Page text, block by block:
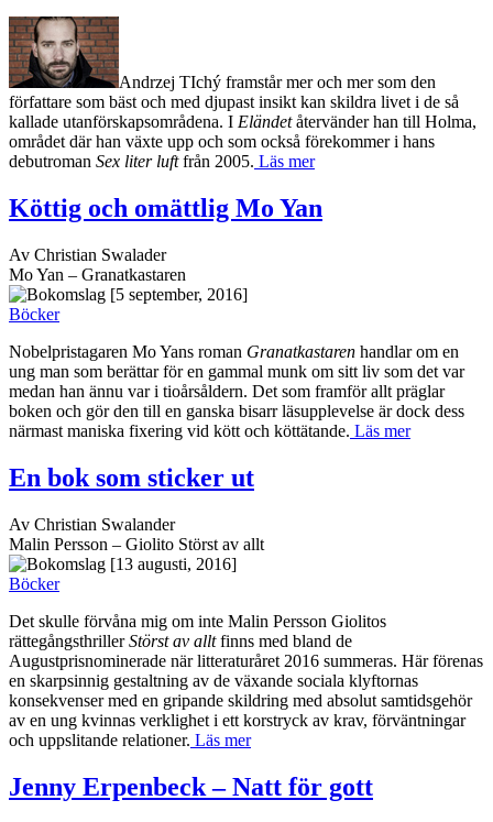
Andrzej TIchý framstår mer och mer som den
författare som bäst och med djupast insikt kan skildra livet i de så
kallade utanförskapsområdena. I Eländetåtervänder han till Holma,
området där han växte upp och som också förekommer i hans
debutroman Sex liter luftfrån 2005. Läs mer
Köttig och omättlig Mo Yan
Av Christian Swalader
Mo Yan – Granatkastaren
[5 september, 2016]
Böcker
Nobelpristagaren Mo Yans roman Granatkastaren handlar om en
ung man som berättar för en gammal munk om sitt liv som det var
medan han ännu var i tioårsåldern. Det som framför allt präglar
boken och gör den till en ganska bisarr läsupplevelse är dock dess
närmast maniska fixering vid kött och köttätande. Läs mer
En bok som sticker ut
Av Christian Swalander
Malin Persson – Giolito Störst av allt
[13 augusti, 2016]
Böcker
Det skulle förvåna mig om inte Malin Persson Giolitos
rättegångsthrillerStörst av alltfinns med bland de
Augustprisnominerade när litteraturåret 2016 summeras. Här förenas
en skarpsinnig gestaltning av de växande sociala klyftornas
konsekvenser med en gripande skildring med absolut samtidsgehör
av en ung kvinnas verklighet i ett korstryck av krav, förväntningar
och uppslitande relationer. Läs mer
Jenny Erpenbeck – Natt för gott